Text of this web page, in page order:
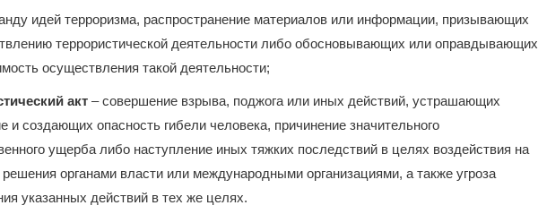
идей терроризма, распространение материалов или информации, призывающих
террористической деятельности либо обосновывающих или оправдывающих
осуществления такой деятельности;
акт – совершение взрыва, поджога или иных действий, устрашающих
и создающих опасность гибели человека, причинение значительного
ущерба либо наступление иных тяжких последствий в целях воздействия на
решения органами власти или международными организациями, а также угроза
указанных действий в тех же целях.